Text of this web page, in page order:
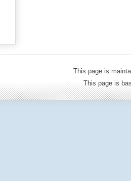
This page is
This page is